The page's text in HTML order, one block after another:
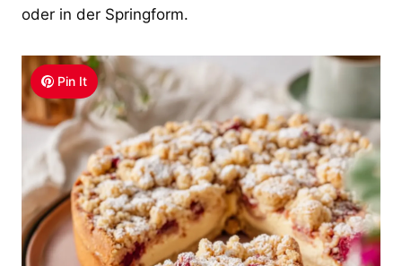
oder in der Springform.
Pin It